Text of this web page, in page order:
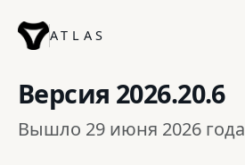
ATLAS
Версия 2026.20.6
Вышло 29 июня 2026 года